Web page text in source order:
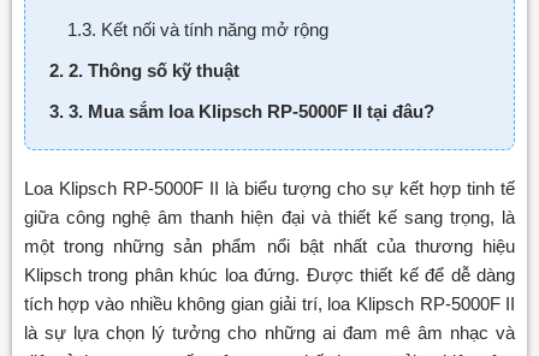
1.3. Kết nối và tính năng mở rộng
2. 2. Thông số kỹ thuật
3. 3. Mua sắm loa Klipsch RP-5000F II tại đâu?
Loa Klipsch RP-5000F II là biểu tượng cho sự kết hợp tinh tế
giữa công nghệ âm thanh hiện đại và thiết kế sang trọng, là
một trong những sản phẩm nổi bật nhất của thương hiệu
Klipsch trong phân khúc loa đứng. Được thiết kế để dễ dàng
tích hợp vào nhiều không gian giải trí, loa Klipsch RP-5000F II
là sự lựa chọn lý tưởng cho những ai đam mê âm nhạc và